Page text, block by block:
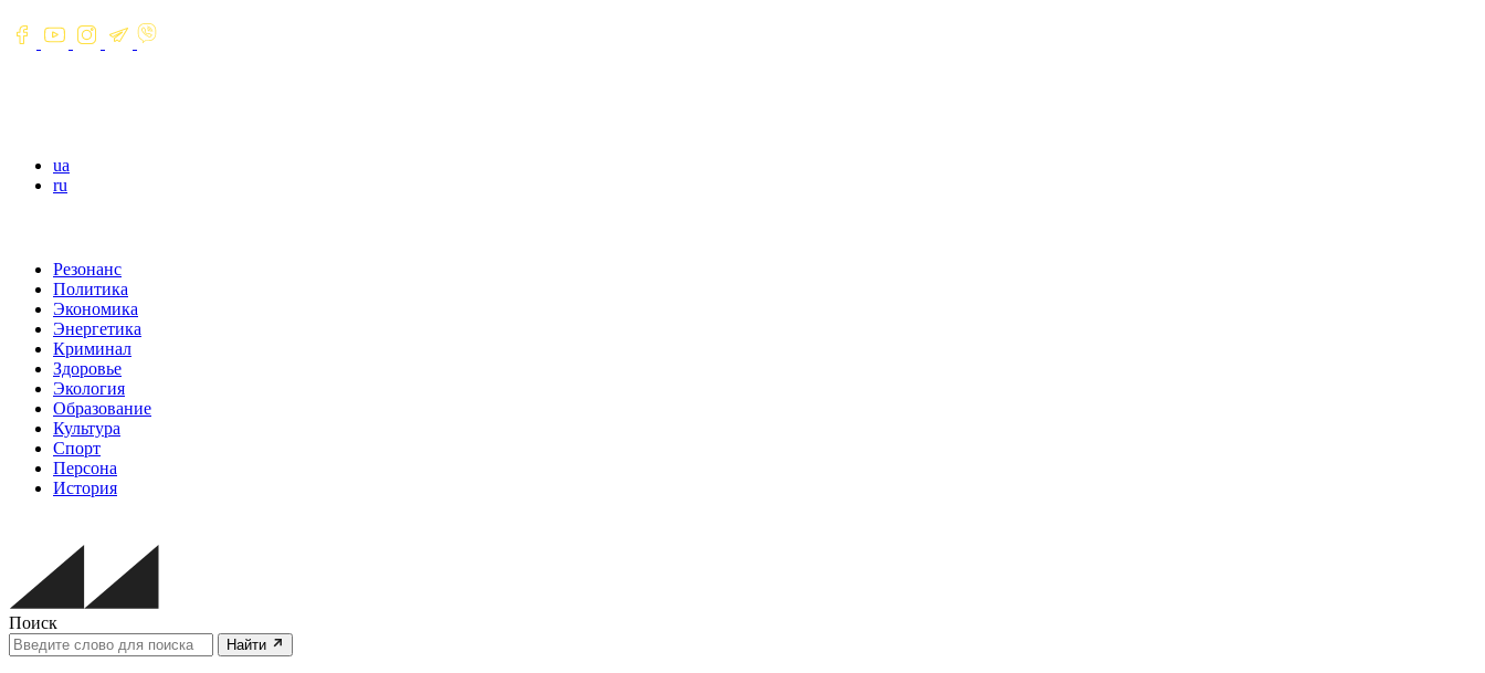
ua
ru
Резонанс
Политика
Экономика
Энергетика
Криминал
Здоровье
Экология
Образование
Культура
Спорт
Персона
История
Поиск
Найти